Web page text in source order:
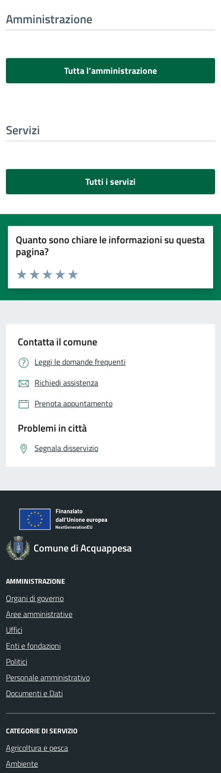
Amministrazione
Tutta l’amministrazione
Servizi
Tutti i servizi
Quanto sono chiare le informazioni su questa
pagina?
Valuta 5 stelle su 5
Valuta 4 stelle su 5
Valuta 3 stelle su 5
Valuta 2 stelle su 5
Valuta 1 stelle su 5
Contatta il comune
Leggi le domande frequenti
Richiedi assistenza
Prenota appuntamento
Problemi in città
Segnala disservizio
Comune di Acquappesa
AMMINISTRAZIONE
Organi di governo
Aree amministrative
Uffici
Enti e fondazioni
Politici
Personale amministrativo
Documenti e Dati
CATEGORIE DI SERVIZIO
Agricoltura e pesca
Ambiente